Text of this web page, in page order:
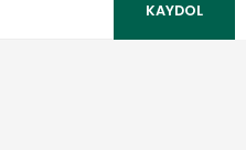
olmalı.
KAYDOL